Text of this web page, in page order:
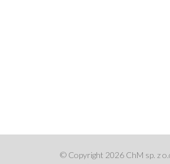
© Copyright 2026 ChM sp. z